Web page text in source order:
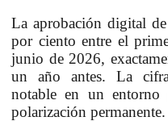
La aprobación digital
por ciento entre el
junio de 2026,
un año antes. La cifra
notable en un entorno
polarización permanente.